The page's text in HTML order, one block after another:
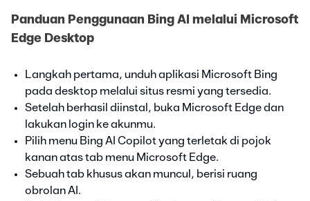
Panduan Penggunaan Bing AI melalui Microsoft
Edge Desktop
Langkah pertama, unduh aplikasi Microsoft Bing
pada desktop melalui situs resmi yang tersedia.
Setelah berhasil diinstal, buka Microsoft Edge dan
lakukan login ke akunmu.
Pilih menu Bing AI Copilot yang terletak di pojok
kanan atas tab menu Microsoft Edge.
Sebuah tab khusus akan muncul, berisi ruang
obrolan AI.